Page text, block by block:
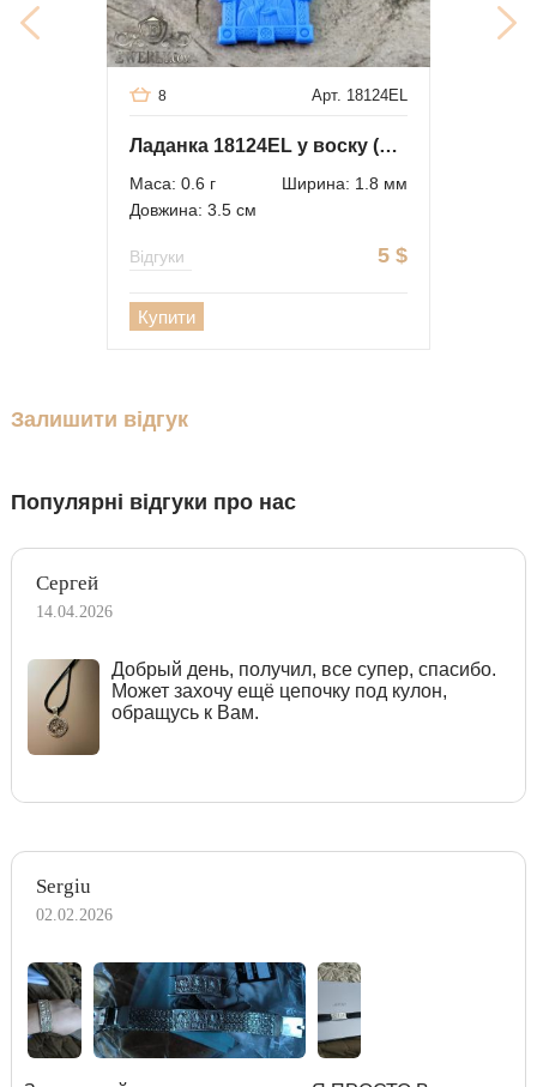
Арт. 18124EL
8
Ладанка 18124EL у воску (опт)
Маса: 0.6 г
Ширина: 1.8 мм
Довжина: 3.5 см
5 $
Відгуки
Купити
Залишити відгук
Популярні відгуки про нас
Сергей
14.04.2026
Добрый день, получил, все супер, спасибо.
Может захочу ещё цепочку под кулон,
обращусь к Вам.
Sergiu
02.02.2026